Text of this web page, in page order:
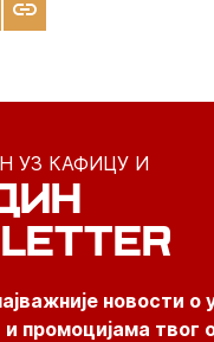
УЗ КАФИЦУ И
новости
промоцијама твог